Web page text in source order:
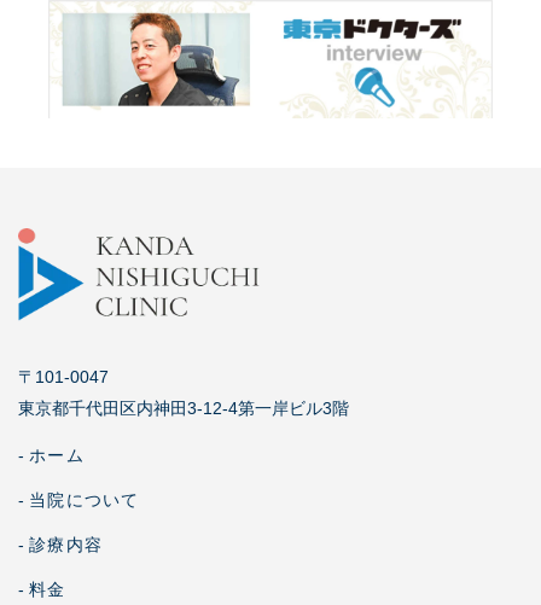
〒101-0047
東京都千代田区内神田3-12-4第一岸ビル3階
- ホーム
- 当院について
- 診療内容
- 料金